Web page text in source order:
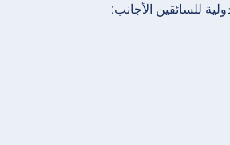
للسائقين الأجانب: